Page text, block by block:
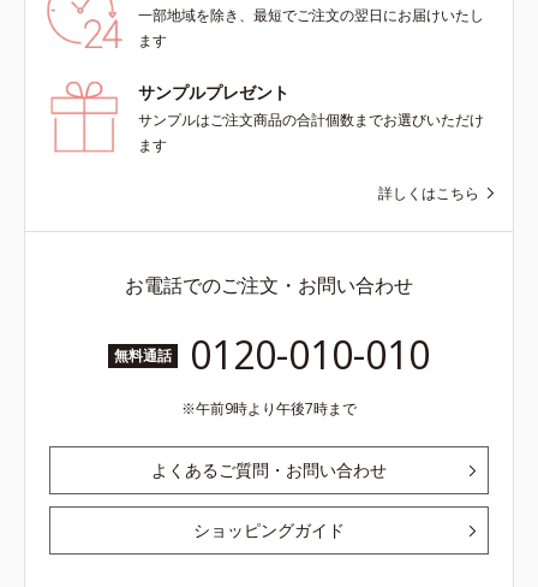
一部地域を除き、最短でご注文の翌日にお届けいたし
ます
サンプルプレゼント
サンプルはご注文商品の合計個数までお選びいただけ
ます
詳しくはこちら
お電話でのご注文・お問い合わせ
無料通話 0120-010-010
午前9時より午後7時まで
よくあるご質問・お問い合わせ
ショッピングガイド